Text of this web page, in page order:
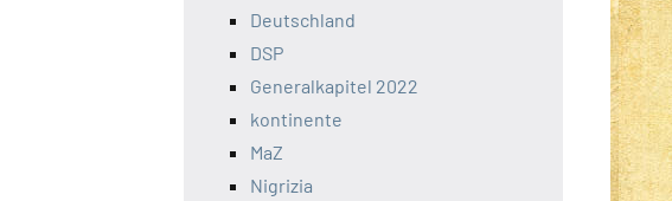
Deutschland
DSP
Generalkapitel 2022
kontinente
MaZ
Nigrizia